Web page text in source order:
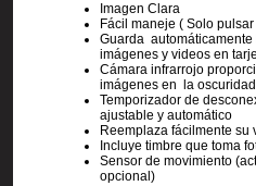
Imagen Clara
Fácil maneje ( Solo
Guarda
imágenes y videos en
Cámara infrarrojo
imágenes en la oscuridad
Temporizador de
ajustable y automático
Reemplaza fácilmente su
Incluye timbre que toma
Sensor de movimiento
opcional)